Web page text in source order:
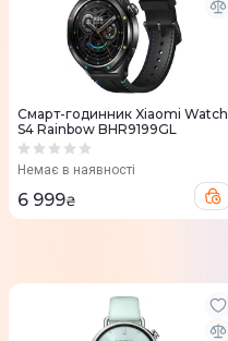
Смарт-годинник Xiaomi Watch
S4 Rainbow BHR9199GL
Немає в наявності
6 999₴